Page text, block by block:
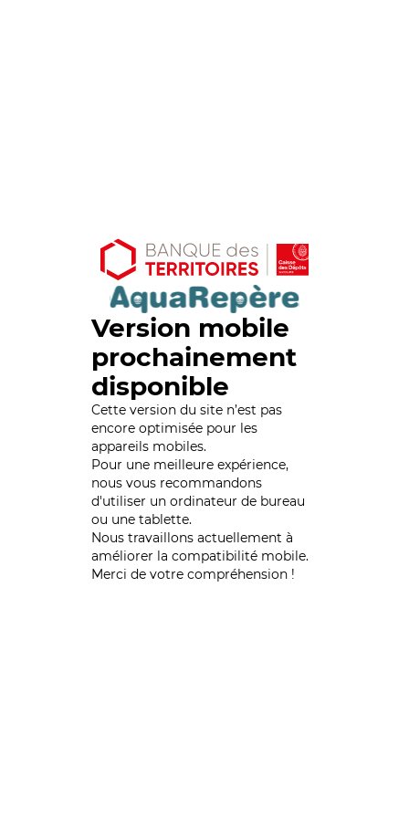
Version mobile
prochainement
disponible
Cette version du site n’est pas
encore optimisée pour les
appareils mobiles.
Pour une meilleure expérience,
nous vous recommandons
d'utiliser un ordinateur de bureau
ou une tablette.
Nous travaillons actuellement à
améliorer la compatibilité mobile.
Merci de votre compréhension !